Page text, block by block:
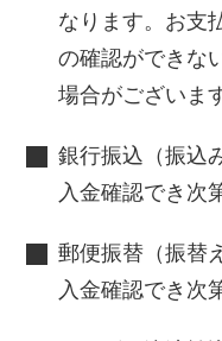
なります。お支
の確認ができな
場合がございま
銀行振込（振込
入金確認でき次
郵便振替（振替
入金確認でき次